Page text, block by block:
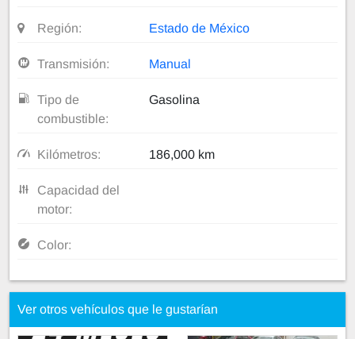
Región: Estado de México
Transmisión: Manual
Tipo de
combustible:
Gasolina
Kilómetros: 186,000 km
Capacidad del
motor:
Color:
Ver otros vehículos que le gustarían